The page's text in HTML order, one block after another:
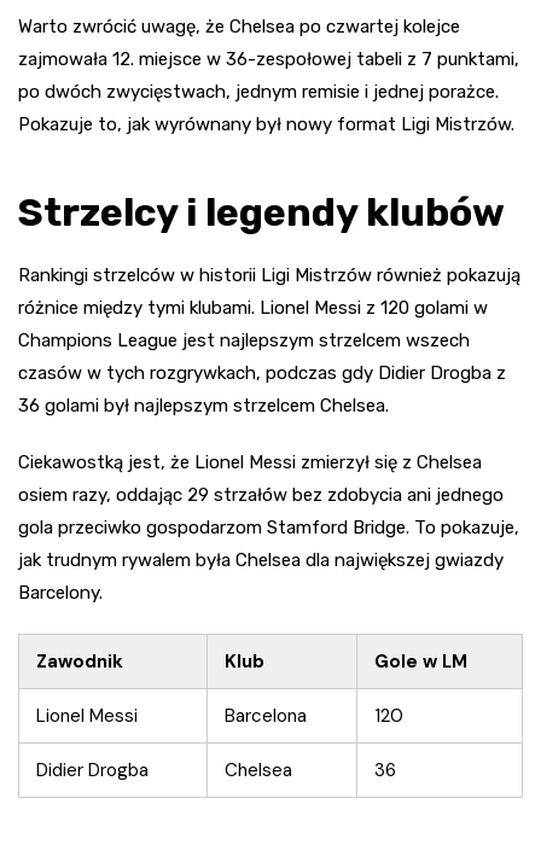
Warto zwrócić uwagę, że Chelsea po czwartej kolejce
zajmowała 12. miejsce w 36-zespołowej tabeli z 7 punktami,
po dwóch zwycięstwach, jednym remisie i jednej porażce.
Pokazuje to, jak wyrównany był nowy format Ligi Mistrzów.
Strzelcy i legendy klubów
Rankingi strzelców w historii Ligi Mistrzów również pokazują
różnice między tymi klubami. Lionel Messi z 120 golami w
Champions League jest najlepszym strzelcem wszech
czasów w tych rozgrywkach, podczas gdy Didier Drogba z
36 golami był najlepszym strzelcem Chelsea.
Ciekawostką jest, że Lionel Messi zmierzył się z Chelsea
osiem razy, oddając 29 strzałów bez zdobycia ani jednego
gola przeciwko gospodarzom Stamford Bridge. To pokazuje,
jak trudnym rywalem była Chelsea dla największej gwiazdy
Barcelony.
Zawodnik Klub Gole w LM
Lionel Messi Barcelona 120
Didier Drogba Chelsea 36